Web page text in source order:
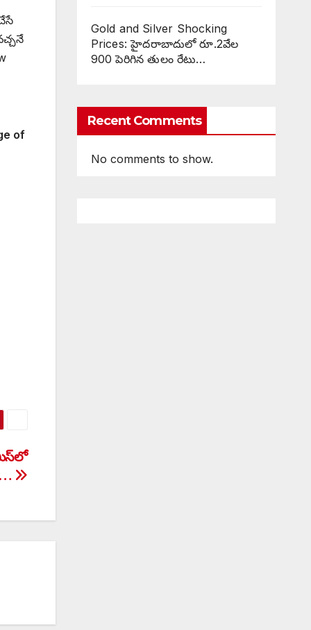
of
Gold and Silver Shocking
Prices: హైదరాబాదులో రూ.2వేల
900 పెరిగిన తులం రేటు…
Recent Comments
No comments to show.